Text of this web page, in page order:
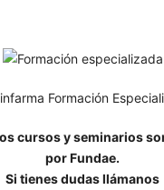
cursos y seminarios
por Fundae.
Si tienes dudas llámanos